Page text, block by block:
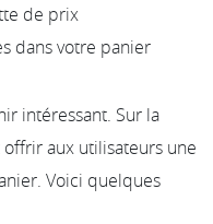
de prix
dans votre panier
intéressant. Sur la
aux utilisateurs une
Voici quelques